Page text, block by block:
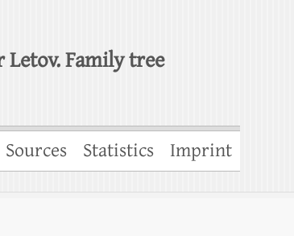
Letov. Family tree
Sources Statistics Imprint